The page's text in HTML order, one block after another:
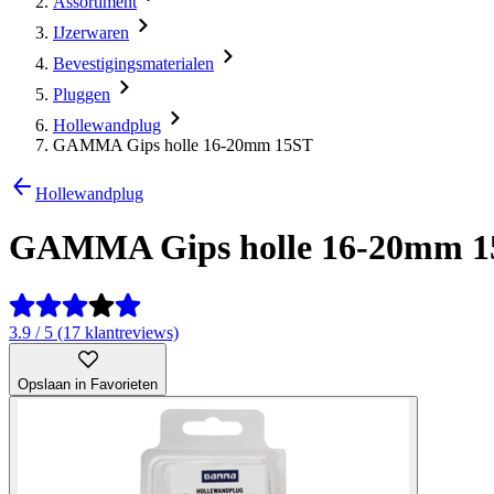
IJzerwaren
Bevestigingsmaterialen
Pluggen
Hollewandplug
GAMMA Gips holle 16-20mm 15ST
Hollewandplug
GAMMA Gips holle 16-20mm
3.9 / 5 (17 klantreviews)
Opslaan in Favorieten